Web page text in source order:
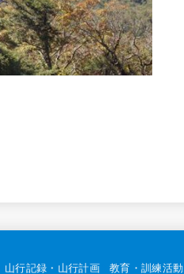
山行記録・山行計画 教育・訓練活動